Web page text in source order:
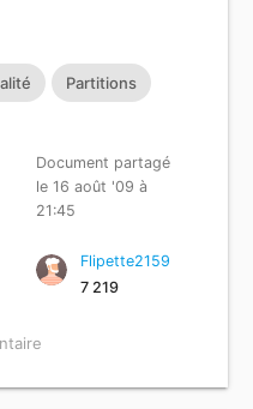
Partitions
Document partagé
le 16 août '09 à
21:45
Flipette2159
7 219